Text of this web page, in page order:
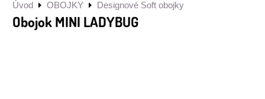
Úvod OBOJKY Designové Soft obojky
Obojok MINI LADYBUG